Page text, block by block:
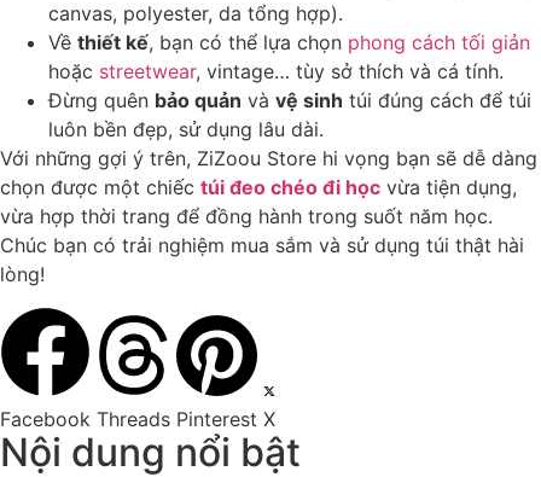
canvas, polyester, da tổng hợp).
Về thiết kế, bạn có thể lựa chọn phong cách tối giản
hoặc streetwear, vintage… tùy sở thích và cá tính.
Đừng quên bảo quản và vệ sinh túi đúng cách để túi
luôn bền đẹp, sử dụng lâu dài.
Với những gợi ý trên, ZiZoou Store hi vọng bạn sẽ dễ dàng
chọn được một chiếc túi đeo chéo đi học vừa tiện dụng,
vừa hợp thời trang để đồng hành trong suốt năm học.
Chúc bạn có trải nghiệm mua sắm và sử dụng túi thật hài
lòng!
Facebook Threads Pinterest X
Nội dung nổi bật